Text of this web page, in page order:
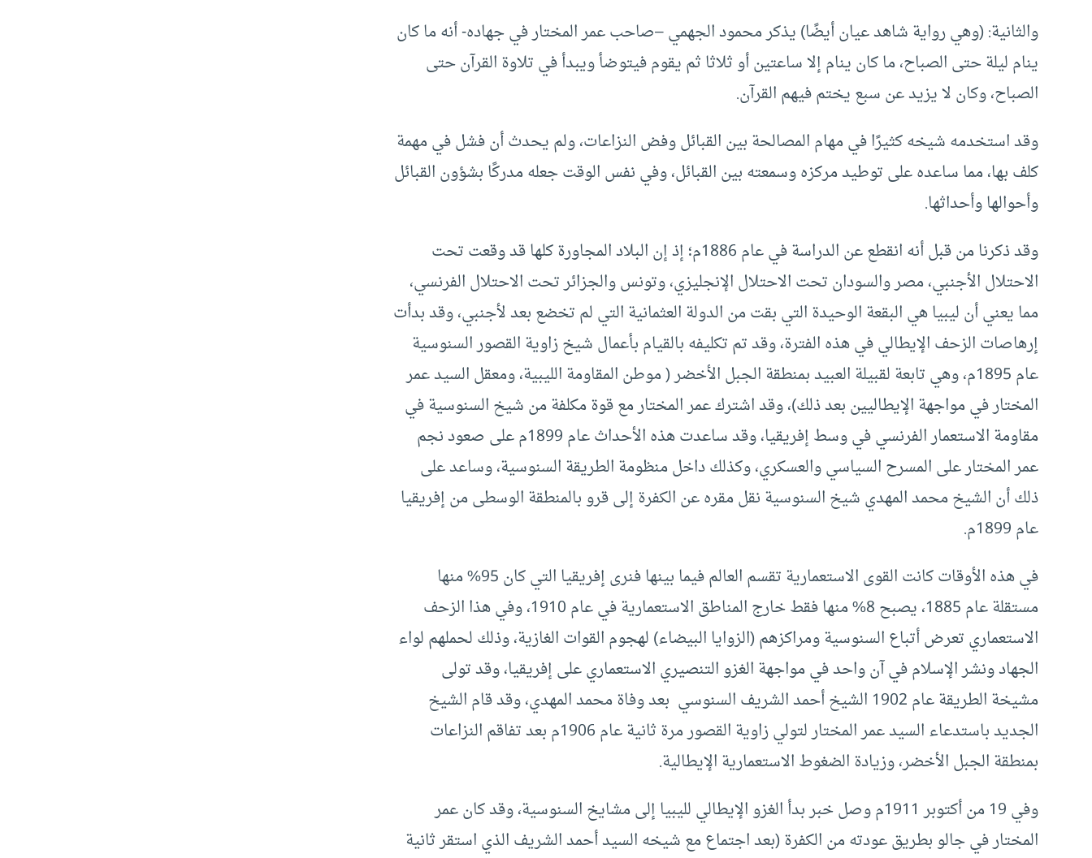
والثانية: (وهي رواية شاهد عيان أيضًا) يذكر محمود الجهمي –صاحب عمر المختار في جهاده- أنه ما كان
ينام ليلة حتى الصباح، ما كان ينام إلا ساعتين أو ثلاثا ثم يقوم فيتوضأ ويبدأ في تلاوة القرآن حتى
الصباح، وكان لا يزيد عن سبع يختم فيهم القرآن.
وقد استخدمه شيخه كثيرًا في مهام المصالحة بين القبائل وفض النزاعات، ولم يحدث أن فشل في مهمة
كلف بها، مما ساعده على توطيد مركزه وسمعته بين القبائل، وفي نفس الوقت جعله مدركًا بشؤون القبائل
وأحوالها وأحداثها.
وقد ذكرنا من قبل أنه انقطع عن الدراسة في عام 1886م؛ إذ إن البلاد المجاورة كلها قد وقعت تحت
الاحتلال الأجنبي، مصر والسودان تحت الاحتلال الإنجليزي، وتونس والجزائر تحت الاحتلال الفرنسي،
مما يعني أن ليبيا هي البقعة الوحيدة التي بقت من الدولة العثمانية التي لم تخضع بعد لأجنبي، وقد بدأت
إرهاصات الزحف الإيطالي في هذه الفترة، وقد تم تكليفه بالقيام بأعمال شيخ زاوية القصور السنوسية
عام 1895م، وهي تابعة لقبيلة العبيد بمنطقة الجبل الأخضر ( موطن المقاومة الليبية، ومعقل السيد عمر
المختار في مواجهة الإيطاليين بعد ذلك)، وقد اشترك عمر المختار مع قوة مكلفة من شيخ السنوسية في
مقاومة الاستعمار الفرنسي في وسط إفريقيا، وقد ساعدت هذه الأحداث عام 1899م على صعود نجم
عمر المختار على المسرح السياسي والعسكري، وكذلك داخل منظومة الطريقة السنوسية، وساعد على
ذلك أن الشيخ محمد المهدي شيخ السنوسية نقل مقره عن الكفرة إلى قرو بالمنطقة الوسطى من إفريقيا
عام 1899م.
في هذه الأوقات كانت القوى الاستعمارية تقسم العالم فيما بينها فنرى إفريقيا التي كان 95% منها
مستقلة عام 1885، يصبح 8% منها فقط خارج المناطق الاستعمارية في عام 1910، وفي هذا الزحف
الاستعماري تعرض أتباع السنوسية ومراكزهم (الزوايا البيضاء) لهجوم القوات الغازية، وذلك لحملهم لواء
الجهاد ونشر الإسلام في آن واحد في مواجهة الغزو التنصيري الاستعماري على إفريقيا، وقد تولى
مشيخة الطريقة عام 1902 الشيخ أحمد الشريف السنوسي بعد وفاة محمد المهدي، وقد قام الشيخ
الجديد باستدعاء السيد عمر المختار لتولي زاوية القصور مرة ثانية عام 1906م بعد تفاقم النزاعات
بمنطقة الجبل الأخضر، وزيادة الضغوط الاستعمارية الإيطالية.
وفي 19 من أكتوبر 1911م وصل خبر بدأ الغزو الإيطالي لليبيا إلى مشايخ السنوسية، وقد كان عمر
المختار في جالو بطريق عودته من الكفرة (بعد اجتماع مع شيخه السيد أحمد الشريف الذي استقر ثانية